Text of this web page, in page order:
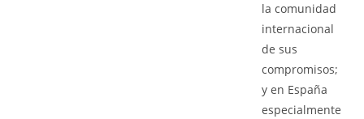
la comunidad
internacional
de sus
compromisos;
y en España
especialmente